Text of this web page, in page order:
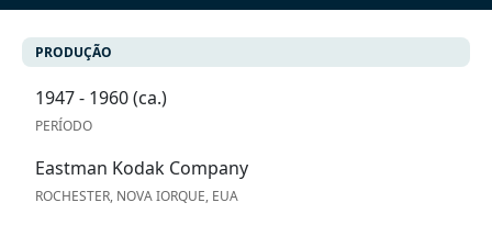
PRODUÇÃO
1947 - 1960 (ca.)
PERÍODO
Eastman Kodak Company
ROCHESTER, NOVA IORQUE, EUA